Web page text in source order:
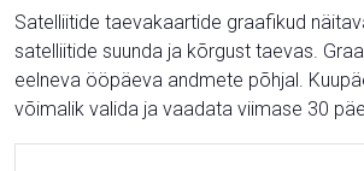
Satelliitide taevakaartide graafikud
satelliitide suunda ja kõrgust taevas.
eelneva ööpäeva andmete põhjal.
võimalik valida ja vaadata viimase 30